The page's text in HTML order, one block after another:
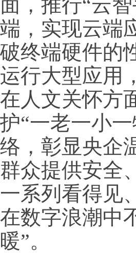
面，推行“云
端，实现云端
破终端硬件的
运行大型应用
在人文关怀方
护“一老一小
络，彰显央企
群众提供安全
一系列看得见
在数字浪潮中
暖”。